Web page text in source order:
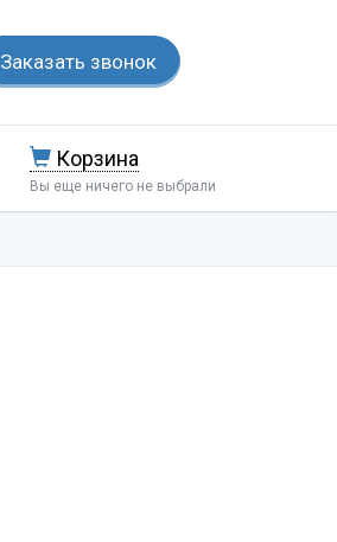
Заказать звонок
Корзина
Вы еще ничего не выбрали